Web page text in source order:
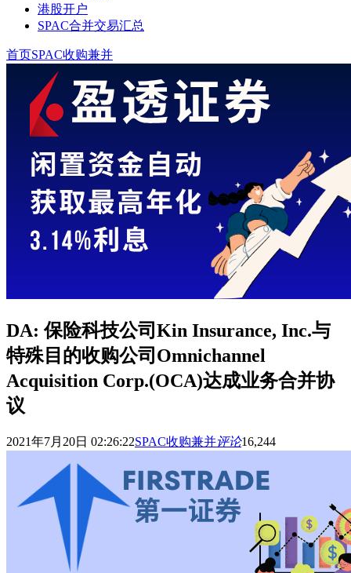
港股开户
SPAC合并交易汇总
首页SPAC收购兼并
DA: 保险科技公司Kin Insurance, Inc.与
特殊目的收购公司Omnichannel
Acquisition Corp.(OCA)达成业务合并协
议
2021年7月20日 02:26:22SPAC收购兼并评论16,244